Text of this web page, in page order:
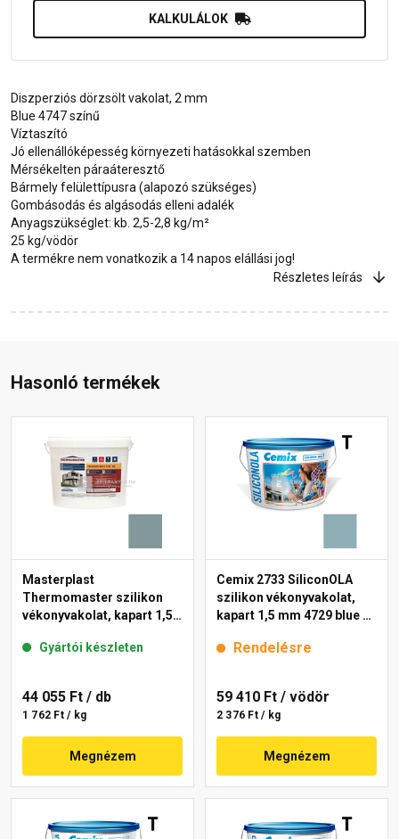
KALKULÁLOK
Diszperziós dörzsölt vakolat, 2 mm
Blue 4747 színű
Víztaszító
Jó ellenállóképesség környezeti hatásokkal szemben
Mérsékelten páraáteresztő
Bármely felülettípusra (alapozó szükséges)
Gombásodás és algásodás elleni adalék
Anyagszükséglet: kb. 2,5-2,8 kg/m²
25 kg/vödör
A termékre nem vonatkozik a 14 napos elállási jog!
Részletes leírás
Hasonló termékek
Masterplast
Thermomaster szilikon
vékonyvakolat, kapart 1,5
Gyártói készleten
44 055 Ft / db
1 762 Ft / kg
Megnézem
Cemix 2733 SiliconOLA
szilikon vékonyvakolat,
kapart 1,5 mm 4729 blue 25
Rendelésre
59 410 Ft / vödör
2 376 Ft / kg
Megnézem